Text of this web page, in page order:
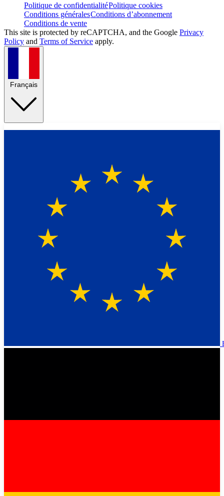
Politique de confidentialitéPolitique cookies
Conditions généralesConditions d’abonnement
Conditions de vente
This site is protected by reCAPTCHA, and the Google Privacy
Policy and Terms of Service apply.
Français